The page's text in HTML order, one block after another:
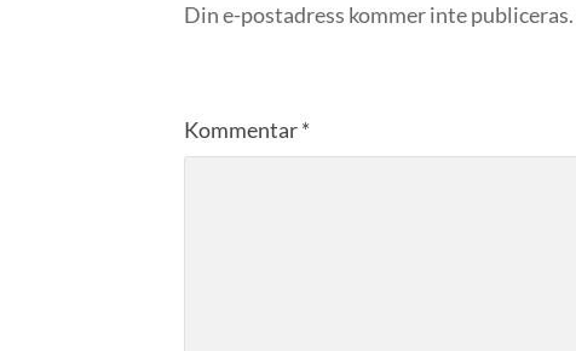
Din e-postadress kommer inte publiceras.
Kommentar*